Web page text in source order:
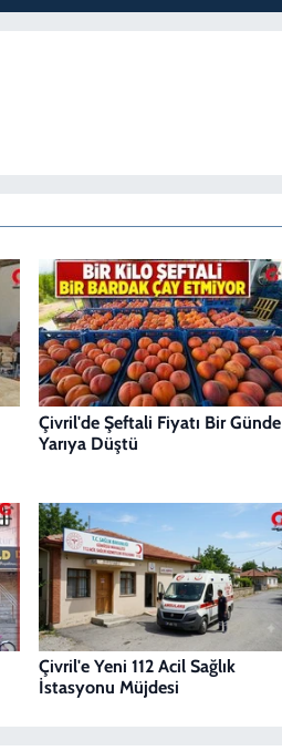
Çivril'de Şeftali Fiyatı Bir Günde
Yarıya Düştü
Çivril'e Yeni 112 Acil Sağlık
İstasyonu Müjdesi